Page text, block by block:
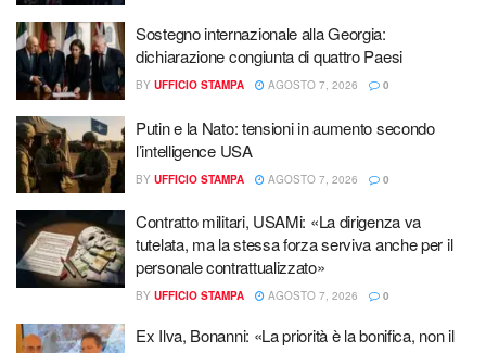
Sostegno internazionale alla Georgia:
dichiarazione congiunta di quattro Paesi
BY UFFICIO STAMPA AGOSTO 7, 2026 0
Putin e la Nato: tensioni in aumento secondo
l’intelligence USA
BY UFFICIO STAMPA AGOSTO 7, 2026 0
Contratto militari, USAMi: «La dirigenza va
tutelata, ma la stessa forza serviva anche per il
personale contrattualizzato»
BY UFFICIO STAMPA AGOSTO 7, 2026 0
Ex Ilva, Bonanni: «La priorità è la bonifica, non il